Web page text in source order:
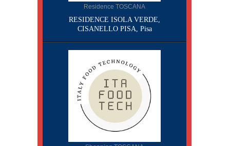
Residence TOSCANA
RESIDENCE ISOLA VERDE,
CISANELLO PISA, Pisa